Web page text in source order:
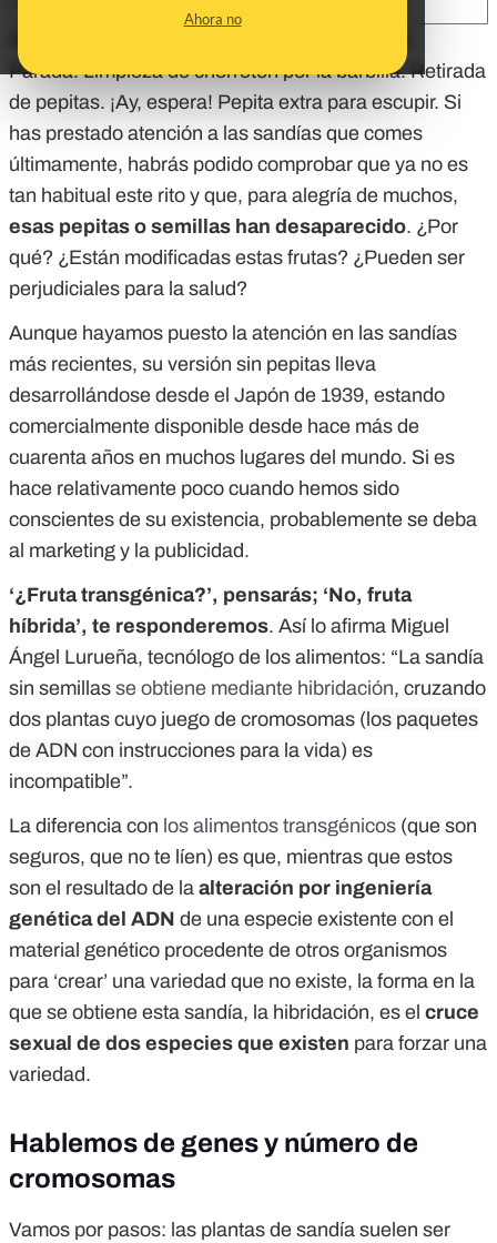
Ahora no
Parada. Limpieza de chorretón por la barbilla. Retirada
de pepitas. ¡Ay, espera! Pepita extra para escupir. Si
has prestado atención a las sandías que comes
últimamente, habrás podido comprobar que ya no es
tan habitual este rito y que, para alegría de muchos,
esas pepitas o semillas han desaparecido. ¿Por
qué? ¿Están modificadas estas frutas? ¿Pueden ser
perjudiciales para la salud?
Aunque hayamos puesto la atención en las sandías
más recientes, su versión sin pepitas lleva
desarrollándose desde el Japón de 1939, estando
comercialmente disponible desde hace más de
cuarenta años en muchos lugares del mundo. Si es
hace relativamente poco cuando hemos sido
conscientes de su existencia, probablemente se deba
al marketing y la publicidad.
‘¿Fruta transgénica?’, pensarás; ‘No, fruta
híbrida’, te responderemos. Así lo afirma Miguel
Ángel Lurueña, tecnólogo de los alimentos: “La sandía
sin semillas se obtiene mediante hibridación, cruzando
dos plantas cuyo juego de cromosomas ( los paquetes
de ADN con instrucciones para la vida) es
incompatible”.
La diferencia con los alimentos transgénicos (que son
seguros, que no te líen) es que, mientras que estos
son el resultado de la alteración por ingeniería
genética del ADN de una especie existente con el
material genético procedente de otros organismos
para ‘crear’ una variedad que no existe, la forma en la
que se obtiene esta sandía, la hibridación, es el cruce
sexual de dos especies que existen para forzar una
variedad.
Hablemos de genes y número de
cromosomas
Vamos por pasos: las plantas de sandía suelen ser